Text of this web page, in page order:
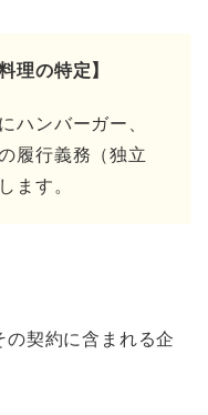
理の特定】
ハンバーガー、
履行義務（独立
ます。
契約に含まれる企